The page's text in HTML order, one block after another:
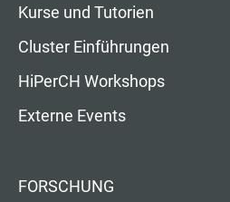
Kurse und Tutorien
Cluster Einführungen
HiPerCH Workshops
Externe Events
FORSCHUNG